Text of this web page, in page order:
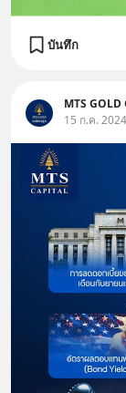
บันทึก
MTS GOLD
15 ก.ค.